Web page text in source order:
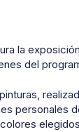
la
del
personales